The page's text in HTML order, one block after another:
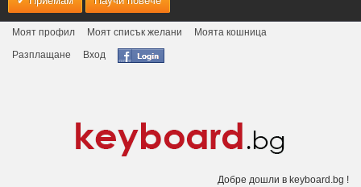
Моят профил Моят списък желани
Моята кошница
Разплащане
Вход
Добре дошли в keyboard.bg !